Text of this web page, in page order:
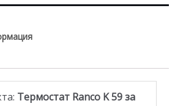
Термостат Ranco K 59 за